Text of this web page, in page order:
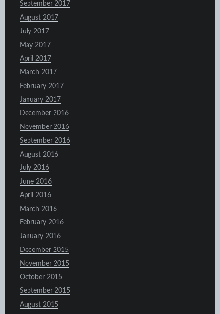
September 2017
August 2017
July 2017
May 2017
April 2017
March 2017
February 2017
January 2017
December 2016
November 2016
September 2016
August 2016
July 2016
June 2016
April 2016
March 2016
February 2016
January 2016
December 2015
November 2015
October 2015
September 2015
August 2015